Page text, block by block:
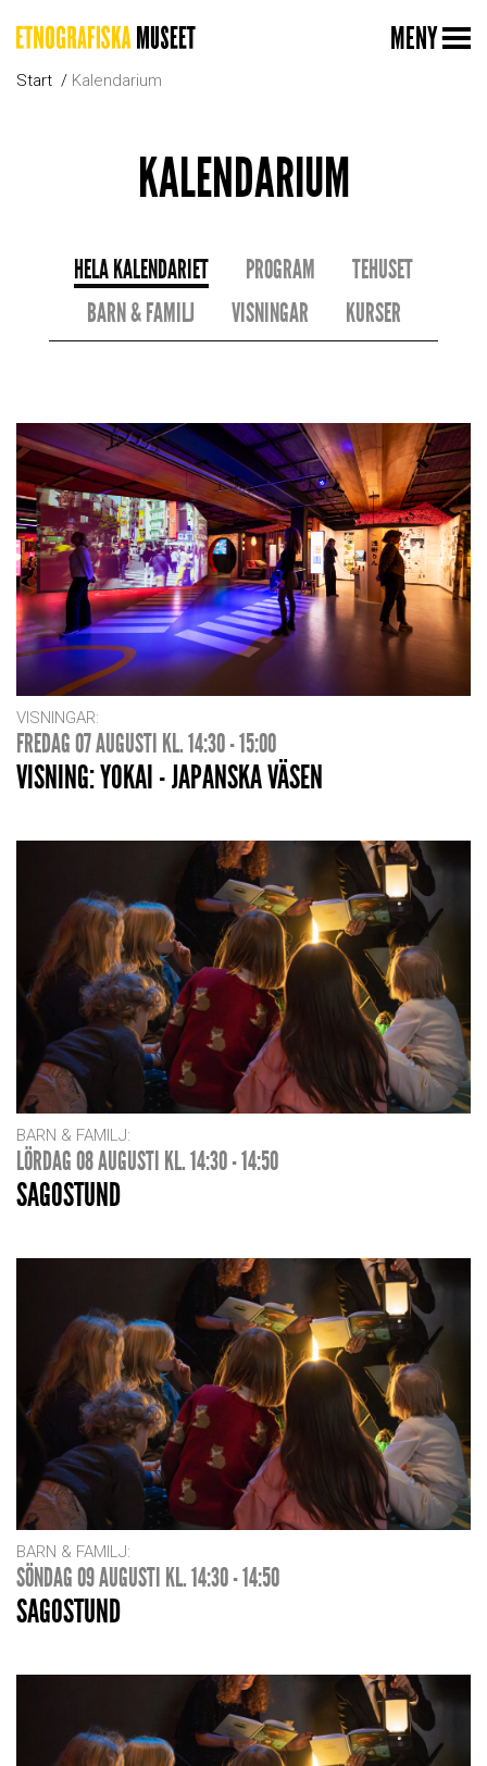
MENY
Start Kalendarium
KALENDARIUM
HELA KALENDARIET PROGRAM
TEHUSET
BARN & FAMILJ
VISNINGAR KURSER
VISNINGAR:
FREDAG 07 AUGUSTI KL. 14:30 - 15:00
VISNING: YOKAI - JAPANSKA VÄSEN
BARN & FAMILJ:
LÖRDAG 08 AUGUSTI KL. 14:30 - 14:50
SAGOSTUND
BARN & FAMILJ:
SÖNDAG 09 AUGUSTI KL. 14:30 - 14:50
SAGOSTUND